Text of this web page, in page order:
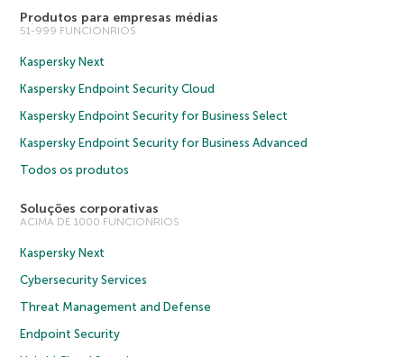
Produtos para empresas médias
51-999 FUNCIONRIOS
Kaspersky Next
Kaspersky Endpoint Security Cloud
Kaspersky Endpoint Security for Business Select
Kaspersky Endpoint Security for Business Advanced
Todos os produtos
Soluções corporativas
ACIMA DE 1000 FUNCIONRIOS
Kaspersky Next
Cybersecurity Services
Threat Management and Defense
Endpoint Security